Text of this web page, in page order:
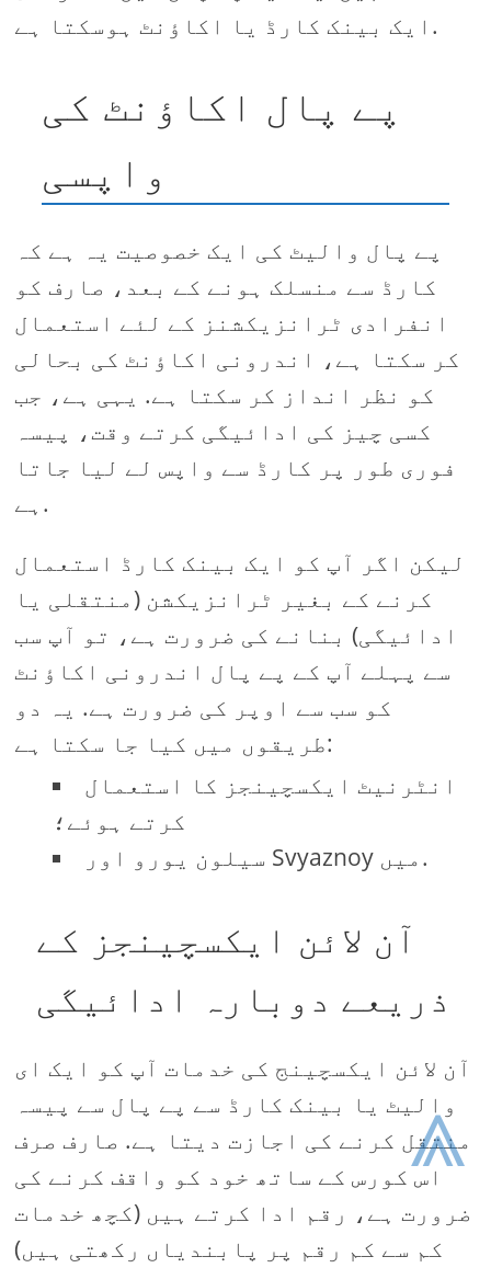
ایک بینک کارڈ یا اکاؤنٹ ہوسکتا ہے.
پے پال اکاؤنٹ کی
واپسی
پے پال والیٹ کی ایک خصوصیت یہ ہے کہ
کارڈ سے منسلک ہونے کے بعد، صارف کو
انفرادی ٹرانزیکشنز کے لئے استعمال
کر سکتا ہے، اندرونی اکاؤنٹ کی بحالی
کو نظر انداز کر سکتا ہے. یہی ہے، جب
کسی چیز کی ادائیگی کرتے وقت، پیسہ
فوری طور پر کارڈ سے واپس لے لیا جاتا
ہے.
لیکن اگر آپ کو ایک بینک کارڈ استعمال
کرنے کے بغیر ٹرانزیکشن (منتقلی یا
ادائیگی) بنانے کی ضرورت ہے، تو آپ سب
سے پہلے آپ کے پے پال اندرونی اکاؤنٹ
کو سب سے اوپر کی ضرورت ہے. یہ دو
طریقوں میں کیا جا سکتا ہے:
انٹرنیٹ ایکسچینجز کا استعمال
کرتے ہوئے؛
سیلون یورو اور Svyaznoy میں.
آن لائن ایکسچینجز کے
ذریعے دوبارہ ادائیگی
آن لائن ایکسچینج کی خدمات آپ کو ایک ای
والیٹ یا بینک کارڈ سے پے پال سے پیسہ
منتقل کرنے کی اجازت دیتا ہے. صارف صرف
اس کورس کے ساتھ خود کو واقف کرنے کی
ضرورت ہے، رقم ادا کرتے ہیں (کچھ خدمات
کم سے کم رقم پر پابندیاں رکھتی ہیں)
⩓